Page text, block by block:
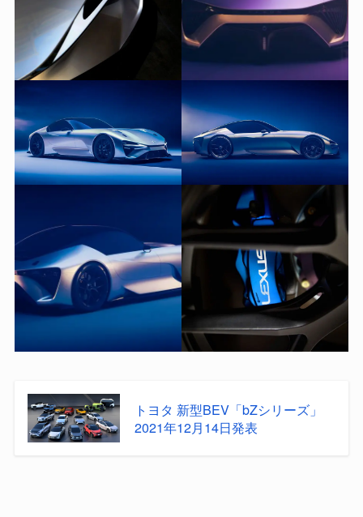
トヨタ 新型BEV「bZシリーズ」
2021年12月14日発表